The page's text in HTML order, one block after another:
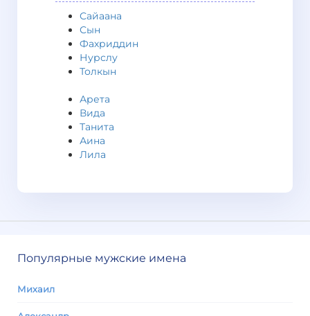
Сайаана
Сын
Фахриддин
Нурслу
Толкын
Арета
Вида
Танита
Аина
Лила
Популярные мужские имена
Михаил